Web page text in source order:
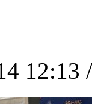
12:13